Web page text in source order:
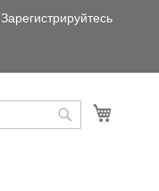
Зарегистрируйтесь
Искать